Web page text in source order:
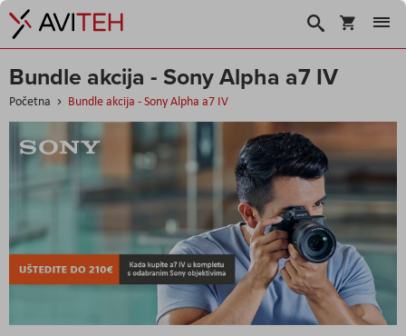
Košarica
Traži
Bundle akcija - Sony Alpha a7 IV
Početna Bundle akcija - Sony Alpha a7 IV